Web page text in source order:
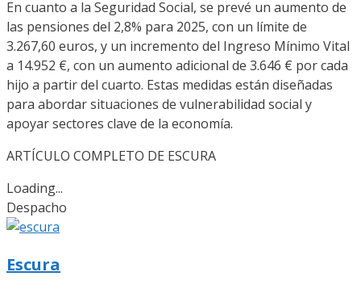
En cuanto a la Seguridad Social, se prevé un aumento de
las pensiones del 2,8% para 2025, con un límite de
3.267,60 euros, y un incremento del Ingreso Mínimo Vital
a 14.952 €, con un aumento adicional de 3.646 € por cada
hijo a partir del cuarto. Estas medidas están diseñadas
para abordar situaciones de vulnerabilidad social y
apoyar sectores clave de la economía.
ARTÍCULO COMPLETO DE ESCURA
Loading...
Despacho
Escura